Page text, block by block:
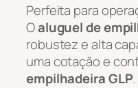
Perfeita para
Oaluguel de
robustez e alta
uma cotação e
empilhadeira GLP.